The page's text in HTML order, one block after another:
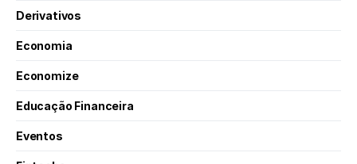
Derivativos
Economia
Economize
Educação Financeira
Eventos